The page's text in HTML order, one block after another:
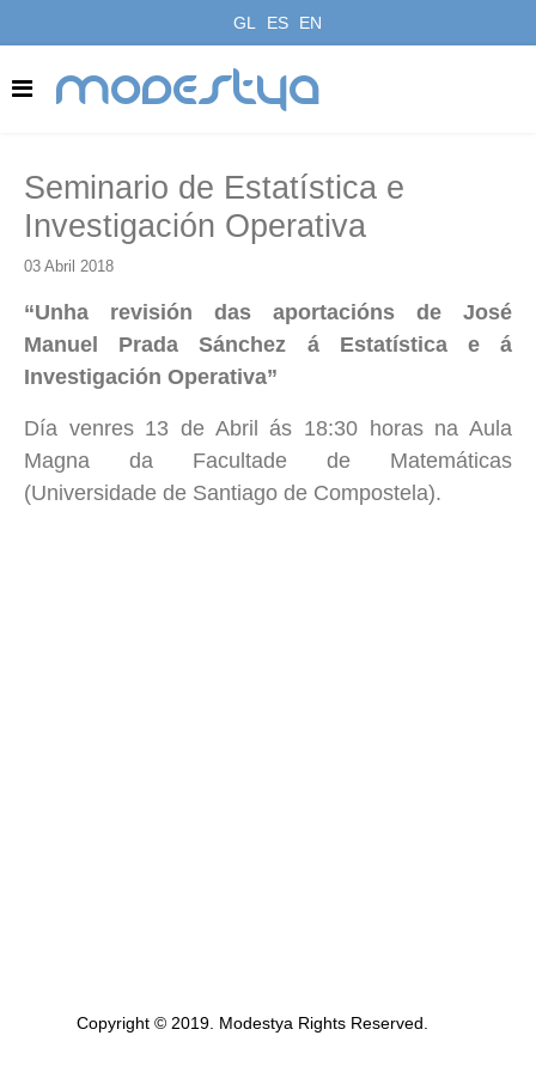
GL ES EN
modestya
Seminario de Estatística e
Investigación Operativa
03 Abril 2018
“Unha revisión das aportacións de José
Manuel Prada Sánchez á Estatística e á
Investigación Operativa”
Día venres 13 de Abril ás 18:30 horas na Aula
Magna da Facultade de Matemáticas
(Universidade de Santiago de Compostela).
Copyright © 2019. Modestya Rights Reserved.